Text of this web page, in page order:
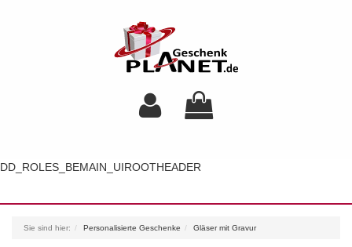
DD_ROLES_BEMAIN_UIROOTHEADER
Sie sind hier: Personalisierte Geschenke Gläser mit Gravur